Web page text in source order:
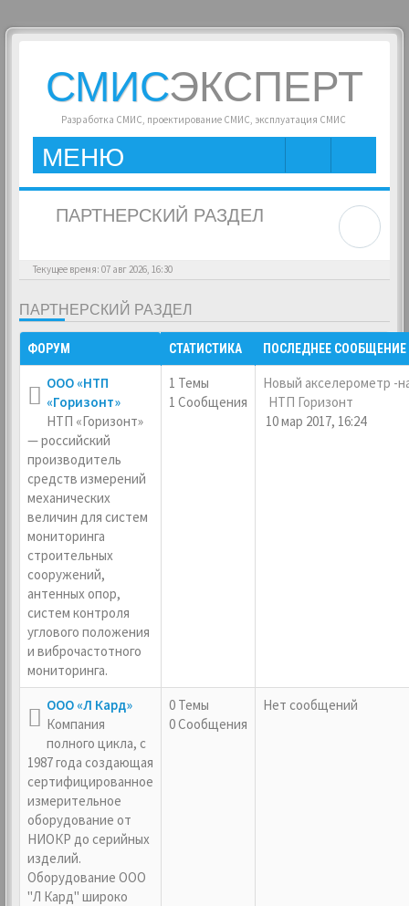
СМИСЭКСПЕРТ
Разработка СМИС, проектирование СМИС, эксплуатация СМИС
МЕНЮ
ПАРТНЕРСКИЙ РАЗДЕЛ
Текущее время: 07 авг 2026, 16:30
ПАРТНЕРСКИЙ РАЗДЕЛ
ФОРУМ СТАТИСТИКА ПОСЛЕДНЕЕ СООБЩЕНИЕ
ООО «НТП
«Горизонт»
НТП «Горизонт»
— российский
производитель
средств измерений
механических
величин для систем
мониторинга
строительных
сооружений,
антенных опор,
систем контроля
углового положения
и виброчастотного
мониторинга.
1 Темы
1 Сообщения
Новый акселерометр -
НТП Горизонт
10 мар 2017, 16:24
ООО «Л Кард»
Компания
полного цикла, c
1987 года создающая
сертифицированное
измерительное
оборудование от
НИОКР до серийных
изделий.
Оборудование ООО
"Л Кард" широко
0 Темы
0 Сообщения
Нет сообщений